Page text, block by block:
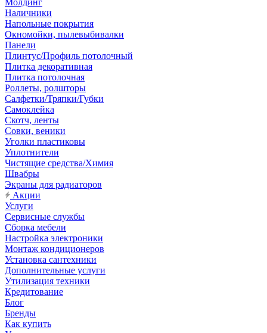
Молдинг
Наличники
Напольные покрытия
Окномойки, пылевыбивалки
Панели
Плинтус/Профиль потолочный
Плитка декоративная
Плитка потолочная
Роллеты, ролшторы
Салфетки/Тряпки/Губки
Самоклейка
Скотч, ленты
Совки, веники
Уголки пластиковы
Уплотнители
Чистящие средства/Химия
Швабры
Экраны для радиаторов
Акции
Услуги
Сервисные службы
Сборка мебели
Настройка электроники
Монтаж кондиционеров
Установка сантехники
Дополнительные услуги
Утилизация техники
Кредитование
Блог
Бренды
Как купить